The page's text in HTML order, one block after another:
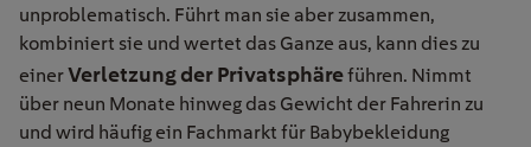
unproblematisch. Führt man sie aber zusammen,
kombiniert sie und wertet das Ganze aus, kann dies zu
einerVerletzung der Privatsphäreführen. Nimmt
über neun Monate hinweg das Gewicht der Fahrerin zu
und wird häufig ein Fachmarkt für Babybekleidung